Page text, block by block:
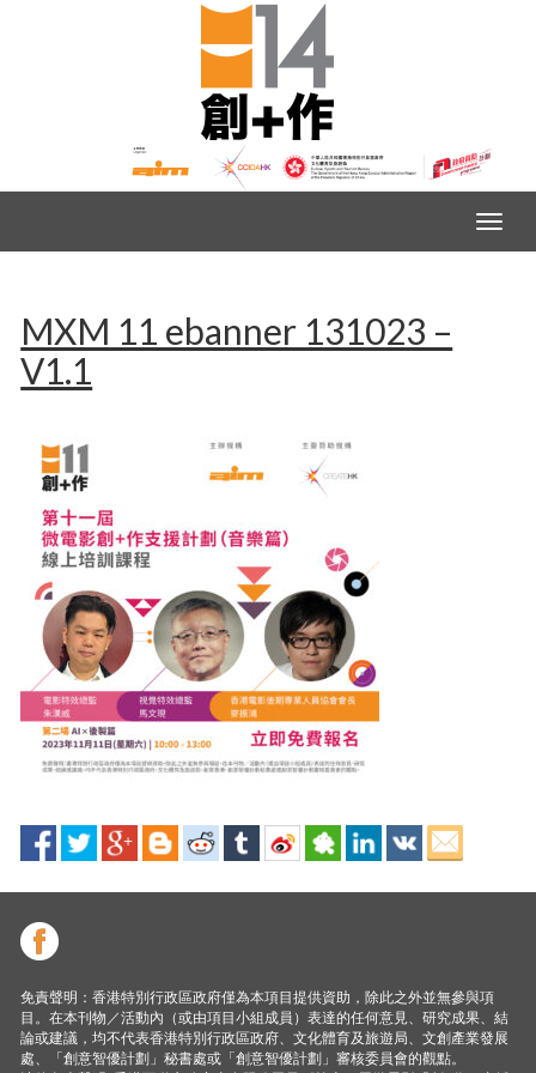
MXM 11 ebanner 131023 –
V1.1
免責聲明：香港特別行政區政府僅為本項目提供資助，除此之外並無參與項
目。在本刊物／活動內（或由項目小組成員）表達的任何意見、研究成果、結
論或建議，均不代表香港特別行政區政府、文化體育及旅遊局、文創產業發展
處、「創意智優計劃」秘書處或「創意智優計劃」審核委員會的觀點。